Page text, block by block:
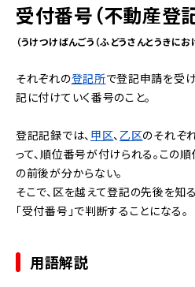
受付番号（不動産登
（うけつけばんごう（ふどうさんとうきにお
それぞれの登記所で登記申請を受
記に付けていく番号のこと。
登記記録では、 甲区、 乙区のそれぞ
って、順位番号が付けられる。この
の前後が分からない。
そこで、区を越えて登記の先後を知
「受付番号」で判断することになる。
用語解説